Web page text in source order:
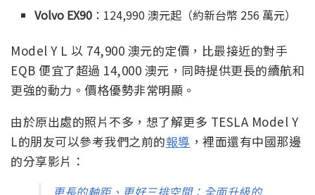
Volvo EX90 ：124,990 澳元起（約新台幣 256 萬元）
Model Y L 以 74,900 澳元的定價，比最接近的對手
EQB 便宜了超過 14,000 澳元，同時提供更長的續航和
更強的動力。價格優勢非常明顯。
由於原出處的照片不多，想了解更多 TESLA Model Y
L的朋友可以參考我們之前的報導 ，裡面還有中國那邊
的分享影片：
更長的軸距、更好三排空間：全面升級的